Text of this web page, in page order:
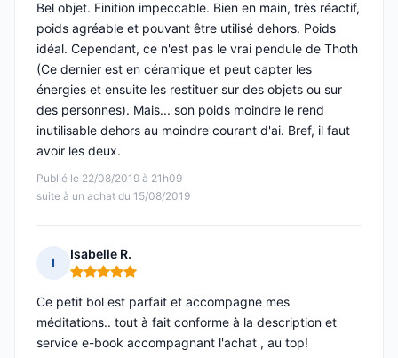
Publié le 22/08/2019 à 21h09
suite à un achat du 15/08/2019
Bel objet. Finition impeccable. Bien en main, très réactif,
poids agréable et pouvant être utilisé dehors. Poids
idéal. Cependant, ce n'est pas le vrai pendule de Thoth
(Ce dernier est en céramique et peut capter les
énergies et ensuite les restituer sur des objets ou sur
des personnes). Mais... son poids moindre le rend
inutilisable dehors au moindre courant d'ai. Bref, il faut
avoir les deux.
I
Isabelle R.
Note : 5 sur 5
Ce petit bol est parfait et accompagne mes
méditations.. tout à fait conforme à la description et
service e-book accompagnant l'achat , au top!